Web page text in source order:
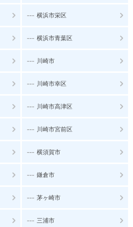
--- 横浜市栄区
--- 横浜市青葉区
--- 川崎市
--- 川崎市幸区
--- 川崎市高津区
--- 川崎市宮前区
--- 横須賀市
--- 鎌倉市
--- 茅ヶ崎市
--- 三浦市